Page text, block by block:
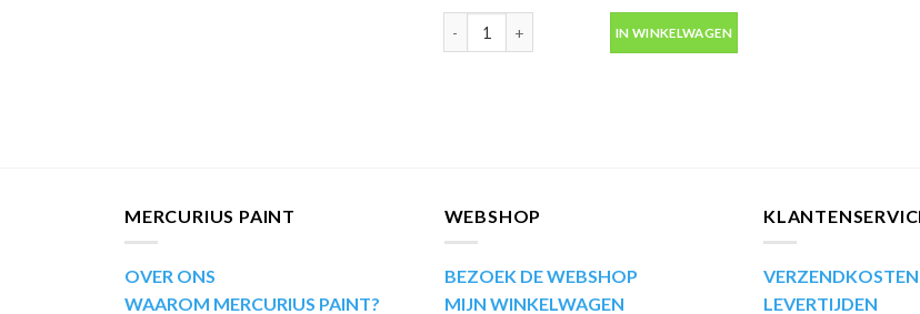
Game Color Ink 089 Green groen transparant Vallejo 17ml 72089
IN WINKELWAGEN
MERCURIUS PAINT
OVER ONS
WAAROM MERCURIUS PAINT?
WEBSHOP
BEZOEK DE WEBSHOP
MIJN WINKELWAGEN
VERZENDKOSTEN
LEVERTIJDEN